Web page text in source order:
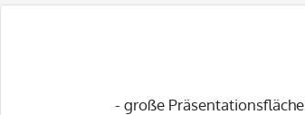
- große Präsentationsfläche